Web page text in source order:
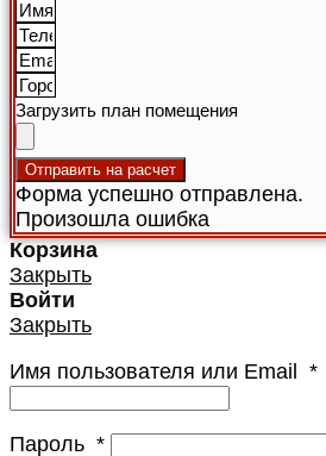
Загрузить план помещения
Отправить на расчет
Форма успешно отправлена.
Произошла ошибка
Корзина
Закрыть
Войти
Закрыть
Имя пользователя или Email *
Пароль *